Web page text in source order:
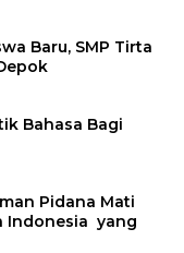
Baru, SMP Tirta
Bahasa Bagi
Pidana Mati
Indonesia yang